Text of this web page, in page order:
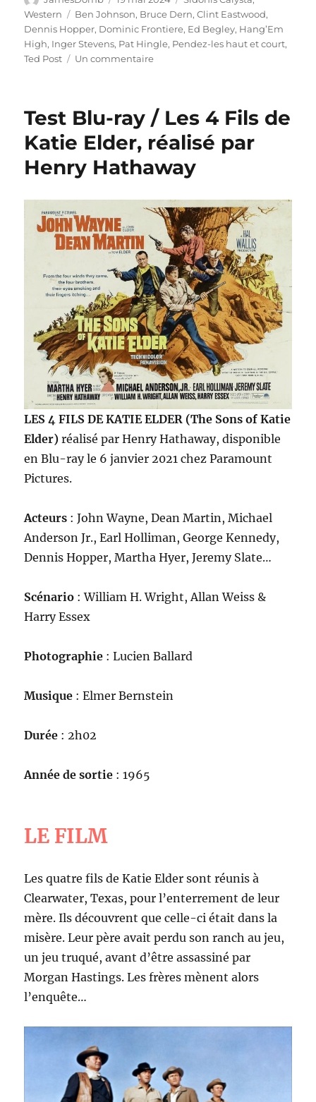
le
Western
Étiquettes
Ben Johnson, Bruce Dern,Clint Eastwood,
Dennis Hopper, Dominic Frontiere, Ed Begley, Hang’Em
High, Inger Stevens, Pat Hingle, Pendez-les haut et court,
Ted Post
Un commentairesur
/
Pendez-
les
haut
et
réalisé
par
Ted
Post
Test Blu-ray / Les 4 Fils de
Katie Elder, réalisé par
Henry Hathaway
LES 4 FILS DE KATIE ELDER (The Sons of Katie
Elder) réalisé par Henry Hathaway, disponible
en Blu-ray le 6 janvier 2021 chez Paramount
Pictures.
Acteurs : John Wayne, Dean Martin, Michael
Anderson Jr., Earl Holliman, George Kennedy,
Dennis Hopper, Martha Hyer, Jeremy Slate…
Scénario : William H. Wright, Allan Weiss &
Harry Essex
Photographie : Lucien Ballard
Musique : Elmer Bernstein
Durée : 2h02
Année de sortie : 1965
LE FILM
Les quatre fils de Katie Elder sont réunis à
Clearwater, Texas, pour l’enterrement de leur
mère. Ils découvrent que celle-ci était dans la
misère. Leur père avait perdu son ranch au jeu,
un jeu truqué, avant d’être assassiné par
Morgan Hastings. Les frères mènent alors
l’enquête…